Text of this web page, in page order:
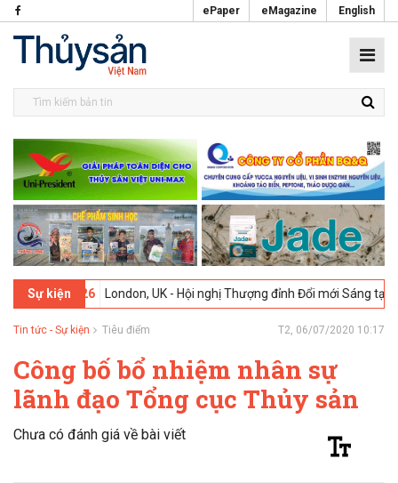
ePaper eMagazine English
Sự kiện
2026 London, UK - Hội nghị Thượng đỉnh Đổi mới Sáng tạo trong
Tin tức - Sự kiện Tiêu điểm T2, 06/07/2020 10:17
Công bố bổ nhiệm nhân sự
lãnh đạo Tổng cục Thủy sản
Chưa có đánh giá về bài viết